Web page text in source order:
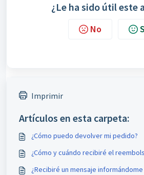
¿Le ha sido útil este
No
Imprimir
Artículos en esta carpeta:
¿Cómo puedo devolver mi pedido?
¿Cómo y cuándo recibiré el
¿Recibiré un mensaje